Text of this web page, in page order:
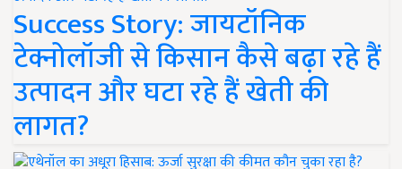
Success Story: जायटॉनिक
टेक्नोलॉजी से किसान कैसे बढ़ा रहे हैं
उत्पादन और घटा रहे हैं खेती की
लागत?